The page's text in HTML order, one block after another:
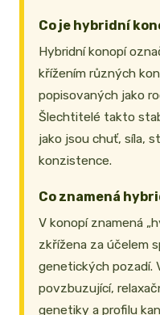
Co je hybridní
Hybridní konopí
křížením různých
popisovaných jako
Šlechtitelé takto
jako jsou chuť, síla,
konzistence.
Co znamená
V konopí znamená
zkřížena za účelem
genetických pozadí.
povzbuzující,
genetiky a profilu